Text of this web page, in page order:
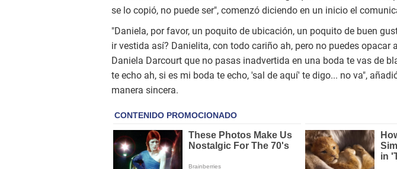
se lo copió, no puede ser", comenzó diciendo en un inicio el
"Daniela, por favor, un poquito de ubicación, un poquito de buen
ir vestida así? Danielita, con todo cariño ah, pero no puedes opacar
Daniela Darcourt que no pasas inadvertida en una boda te vas de
te echo ah, si es mi boda te echo, 'sal de aquí' te digo... no va",
manera sincera.